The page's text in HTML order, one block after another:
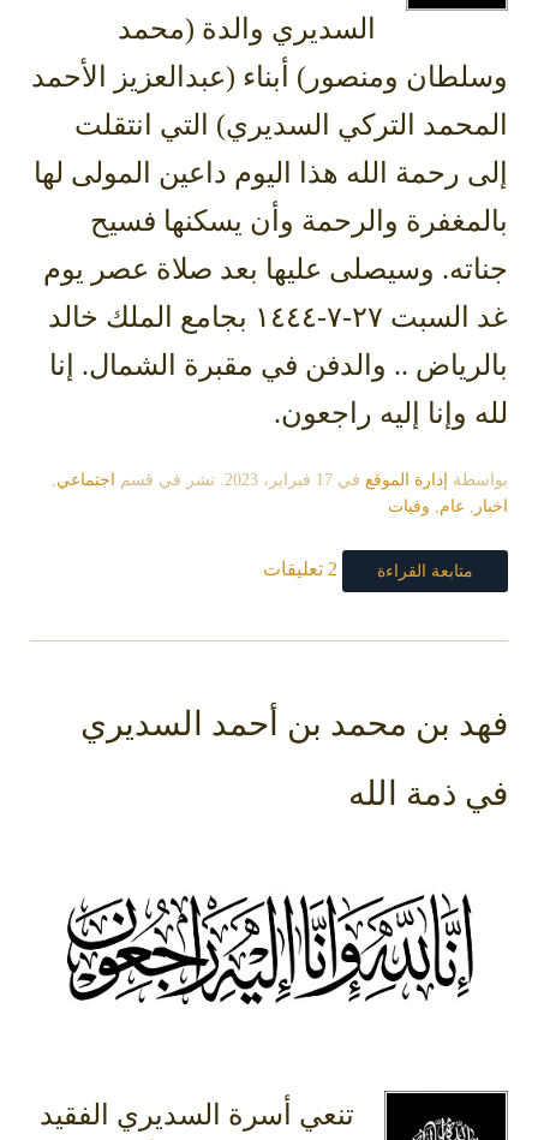
السديري والدة (محمد
وسلطان ومنصور) أبناء (عبدالعزيز الأحمد
المحمد التركي السديري) التي انتقلت
إلى رحمة الله هذا اليوم داعين المولى لها
بالمغفرة والرحمة وأن يسكنها فسيح
جناته. وسيصلى عليها بعد صلاة عصر يوم
غد السبت ٢٧-٧-١٤٤٤ بجامع الملك خالد
بالرياض .. والدفن في مقبرة الشمال. إنا
لله وإنا إليه راجعون.
بواسطة إدارة الموقع في 17 فبراير، 2023 . نشر في قسم اجتماعي,
اخبار , عام, وفيات
متابعة القراءة 2 تعليقات
فهد بن محمد بن أحمد السديري
في ذمة الله
تنعي أسرة السديري الفقيد